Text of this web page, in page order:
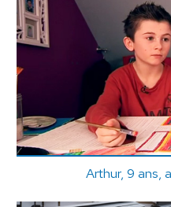
Arthur, 9 ans,